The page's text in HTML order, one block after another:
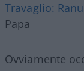
Travaglio:
Papa
Ovviamente